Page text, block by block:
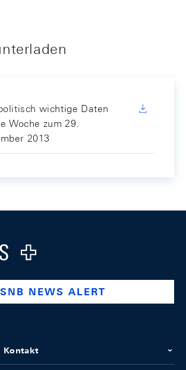
wichtige Daten
Woche zum 29.
2013
company/swiss-national-
www.youtube.com/@swissnationalbank
SNB NEWS ALERT
Kontakt